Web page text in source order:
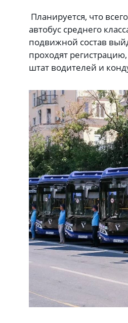
Планируется, что
автобус среднего
подвижной состав
проходят
штат водителей и